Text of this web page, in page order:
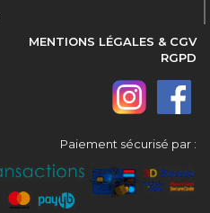
MENTIONS LÉGALES & CGV
RGPD
Paiement sécurisé par :